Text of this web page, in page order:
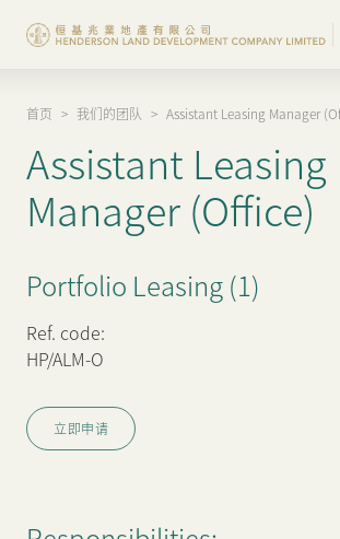
集团概览
投资者资讯
香港物业
内地物业
企业管治
我们的团队
首页 > 我们的团队 > Assistant Leasing Manager
Assistant Leasing
Manager (Office)
Portfolio Leasing (1)
Ref. code:
HP/ALM-O
立即申请